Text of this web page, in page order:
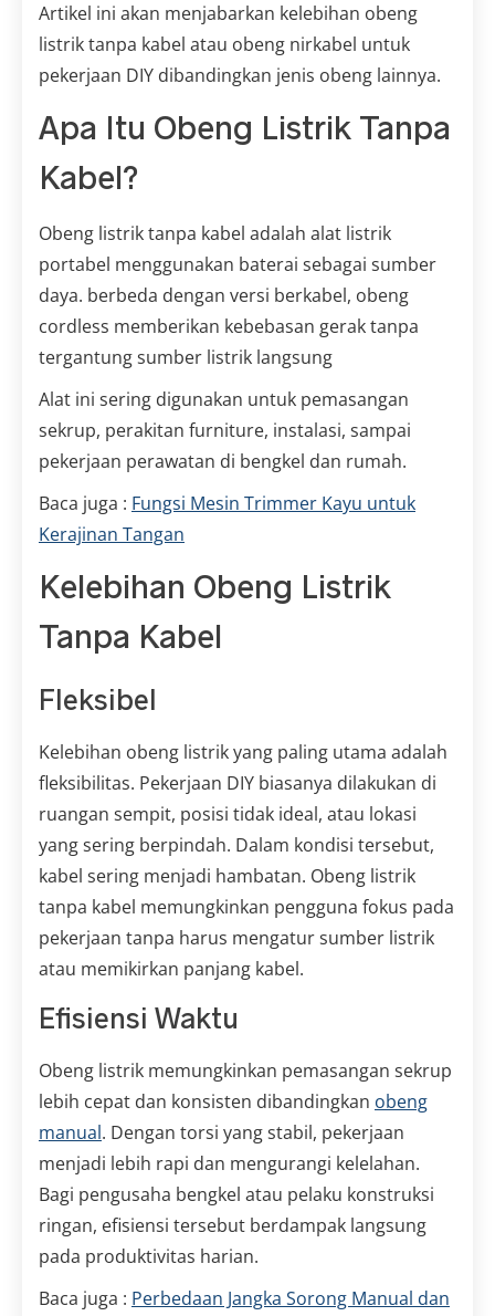
Artikel ini akan menjabarkan kelebihan obeng
listrik tanpa kabel atau obeng nirkabel untuk
pekerjaan DIY dibandingkan jenis obeng lainnya.
Apa Itu Obeng Listrik Tanpa
Kabel?
Obeng listrik tanpa kabel adalah alat listrik
portabel menggunakan baterai sebagai sumber
daya. berbeda dengan versi berkabel, obeng
cordless memberikan kebebasan gerak tanpa
tergantung sumber listrik langsung
Alat ini sering digunakan untuk pemasangan
sekrup, perakitan furniture, instalasi, sampai
pekerjaan perawatan di bengkel dan rumah.
Baca juga : Fungsi Mesin Trimmer Kayu untuk
Kerajinan Tangan
Kelebihan Obeng Listrik
Tanpa Kabel
Fleksibel
Kelebihan obeng listrik yang paling utama adalah
fleksibilitas. Pekerjaan DIY biasanya dilakukan di
ruangan sempit, posisi tidak ideal, atau lokasi
yang sering berpindah. Dalam kondisi tersebut,
kabel sering menjadi hambatan. Obeng listrik
tanpa kabel memungkinkan pengguna fokus pada
pekerjaan tanpa harus mengatur sumber listrik
atau memikirkan panjang kabel.
Efisiensi Waktu
Obeng listrik memungkinkan pemasangan sekrup
lebih cepat dan konsisten dibandingkan obeng
manual. Dengan torsi yang stabil, pekerjaan
menjadi lebih rapi dan mengurangi kelelahan.
Bagi pengusaha bengkel atau pelaku konstruksi
ringan, efisiensi tersebut berdampak langsung
pada produktivitas harian.
Baca juga : Perbedaan Jangka Sorong Manual dan